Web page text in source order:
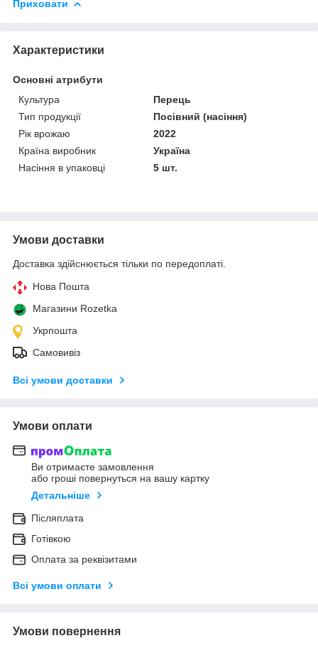
Приховати
Характеристики
Основні атрибути
Культура
Перець
Тип продукції
Посівний (насіння)
Рік врожаю
2022
Країна виробник
Україна
Насіння в упаковці
5 шт.
Умови доставки
Доставка здійснюється тільки по передоплаті.
Нова Пошта
Магазини Rozetka
Укрпошта
Самовивіз
Всі умови доставки
Умови оплати
Ви отримаєте замовлення
або гроші повернуться на вашу картку
Детальніше
Післяплата
Готівкою
Оплата за реквізитами
Всі умови оплати
Умови повернення